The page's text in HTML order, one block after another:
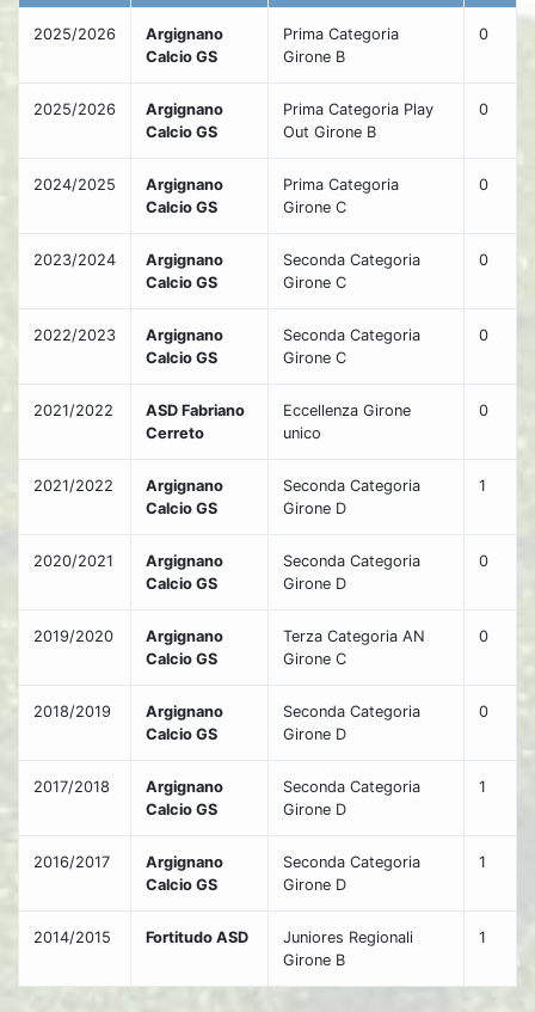
2025/2026
Argignano
Calcio GS
Prima Categoria
Girone B
0
2025/2026
Argignano
Calcio GS
Prima Categoria Play
Out Girone B
0
2024/2025
Argignano
Calcio GS
Prima Categoria
Girone C
0
2023/2024
Argignano
Calcio GS
Seconda Categoria
Girone C
0
2022/2023
Argignano
Calcio GS
Seconda Categoria
Girone C
0
2021/2022
ASD Fabriano
Cerreto
Eccellenza Girone
unico
0
2021/2022
Argignano
Calcio GS
Seconda Categoria
Girone D
1
2020/2021
Argignano
Calcio GS
Seconda Categoria
Girone D
0
2019/2020
Argignano
Calcio GS
Terza Categoria AN
Girone C
0
2018/2019
Argignano
Calcio GS
Seconda Categoria
Girone D
0
2017/2018
Argignano
Calcio GS
Seconda Categoria
Girone D
1
2016/2017
Argignano
Calcio GS
Seconda Categoria
Girone D
1
2014/2015 Fortitudo ASD
Juniores Regionali
Girone B
1